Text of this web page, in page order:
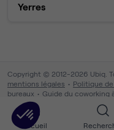
Accueil
Yerres
Copyright © 2012-2026 Ubiq.
mentions légales
Politique
bureaux
Guide du coworking